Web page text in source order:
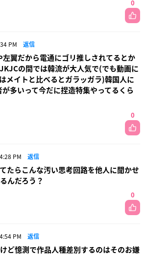
0
PM 返信
左翼だから電通にゴリ推しされてるとか
の間では韓流が大人気で(でも動画に
メイトと比べるとガラッガラ)韓国人に
多いって今だに捏造特集やってるくら
0
PM 返信
たらこんな汚い思考回路を他人に聞かせ
んだろう？
0
PM 返信
ど憶測で作品人種差別するのはそのお嫌